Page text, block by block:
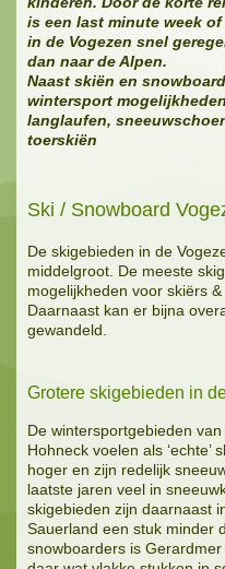
is een last minute week
in de Vogezen snel
dan naar de Alpen.
Naast skiën en
wintersport
langlaufen,
toerskiën
Ski / Snowboard
De skigebieden in de
middelgroot. De meeste
mogelijkheden voor skiërs
Daarnaast kan er bijna
gewandeld.
Grotere skigebieden in
De wintersportgebieden
Hohneck voelen als ‘echte’
hoger en zijn redelijk
laatste jaren veel in
skigebieden zijn daarnaast
Sauerland een stuk minder
snowboarders is